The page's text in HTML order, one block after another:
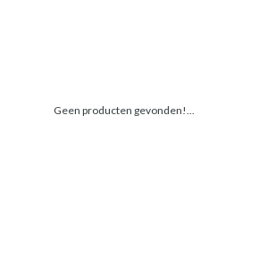
Geen producten gevonden!...